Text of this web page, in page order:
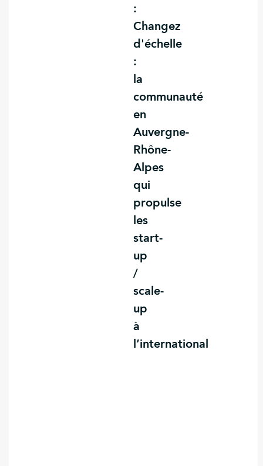
:
Changez
d'échelle
:
la
communauté
en
Auvergne-
Rhône-
Alpes
qui
propulse
les
start-
up
/
scale-
up
à
l’international